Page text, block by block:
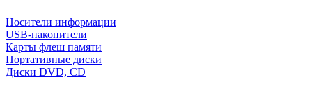
Носители информации
USB-накопители
Карты флеш памяти
Портативные диски
Диски DVD, CD